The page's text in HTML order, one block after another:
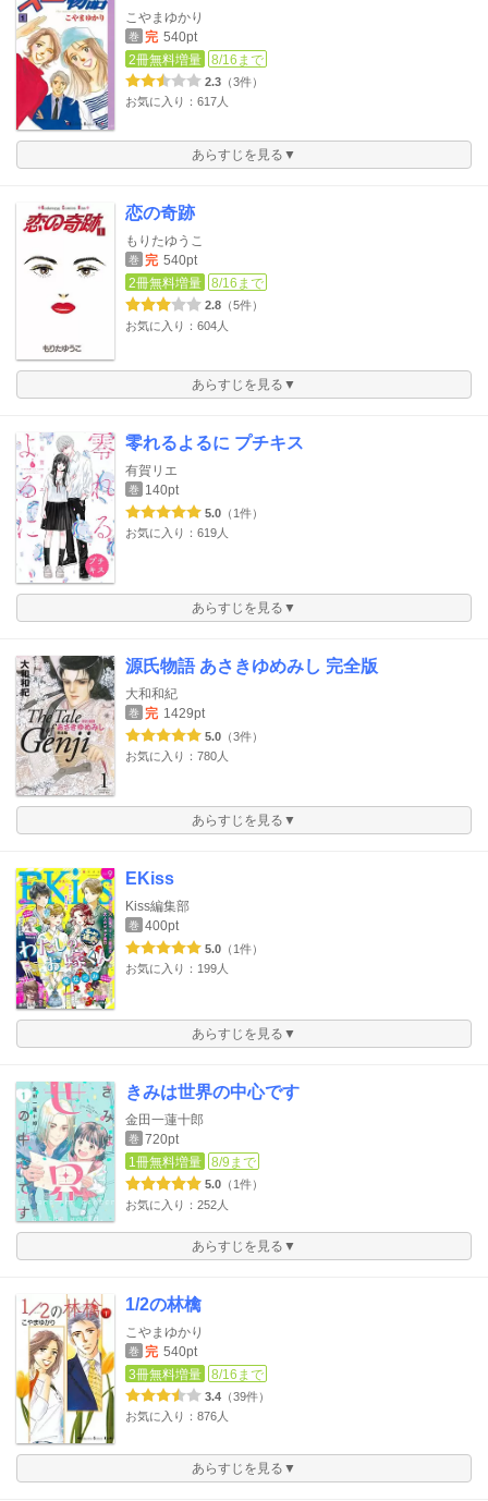
こやまゆかり
巻 完 540pt
2冊無料増量
8/16まで
2.3 （3件）
お気に入り：617人
あらすじを見る▼
恋の奇跡
もりたゆうこ
巻 完 540pt
2冊無料増量
8/16まで
2.8 （5件）
お気に入り：604人
あらすじを見る▼
零れるよるに プチキス
有賀リエ
巻 140pt
5.0 （1件）
お気に入り：619人
あらすじを見る▼
源氏物語 あさきゆめみし 完全版
大和和紀
巻 完 1429pt
5.0 （3件）
お気に入り：780人
あらすじを見る▼
EKiss
Kiss編集部
巻 400pt
5.0 （1件）
お気に入り：199人
あらすじを見る▼
きみは世界の中心です
金田一蓮十郎
巻 720pt
1冊無料増量
8/9まで
5.0 （1件）
お気に入り：252人
あらすじを見る▼
1/2の林檎
こやまゆかり
巻 完 540pt
3冊無料増量
8/16まで
3.4 （39件）
お気に入り：876人
あらすじを見る▼